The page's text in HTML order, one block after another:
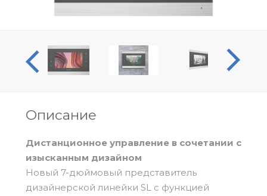
Описание
Дистанционное управление в сочетании с
изысканным дизайном
Новый 7-дюймовый представитель
дизайнерской линейки SL с функцией